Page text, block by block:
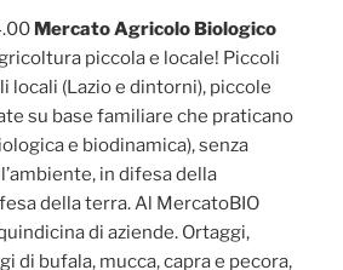
Mercato Agricolo Biologico
piccola e locale! Piccoli
locali (Lazio e dintorni), piccole
su base familiare che praticano
e biodinamica), senza
in difesa della
della terra. Al MercatoBIO
di aziende. Ortaggi,
di bufala, mucca, capra e pecora,